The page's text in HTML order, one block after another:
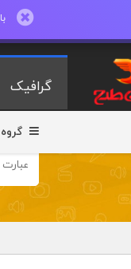
با
گرافیک